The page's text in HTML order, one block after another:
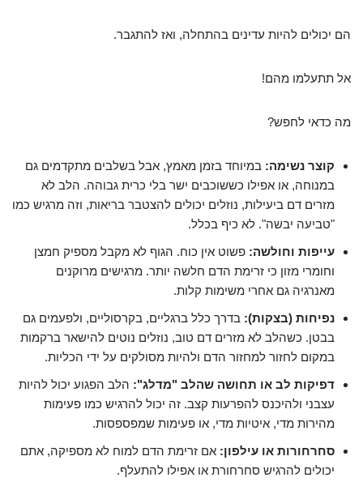
הם יכולים להיות עדינים בהתחלה, ואז להתגבר.
אל תתעלמו מהם!
מה כדאי לחפש?
קוצר נשימה: במיוחד בזמן מאמץ, אבל בשלבים מתקדמים גם
במנוחה, או אפילו כששוכבים ישר בלי כרית גבוהה. הלב לא
מזרים דם ביעילות, נוזלים יכולים להצטבר בריאות, וזה מרגיש כמו
"טביעה יבשה". לא כיף בכלל.
עייפות וחולשה: פשוט אין כוח. הגוף לא מקבל מספיק חמצן
וחומרי מזון כי זרימת הדם חלשה יותר. מרגישים מרוקנים
מאנרגיה גם אחרי משימות קלות.
נפיחות (בצקות): בדרך כלל ברגליים, בקרסוליים, ולפעמים גם
בבטן. כשהלב לא מזרים דם טוב, נוזלים נוטים להישאר ברקמות
במקום לחזור למחזור הדם ולהיות מסולקים על ידי הכליות.
דפיקות לב או תחושה שהלב "מדלג": הלב הפגוע יכול להיות
עצבני ולהיכנס להפרעות קצב. זה יכול להרגיש כמו פעימות
מהירות מדי, איטיות מדי, או פעימות שמפספסות.
סחרחורות או עילפון: אם זרימת הדם למוח לא מספיקה, אתם
יכולים להרגיש סחרחורת או אפילו להתעלף.